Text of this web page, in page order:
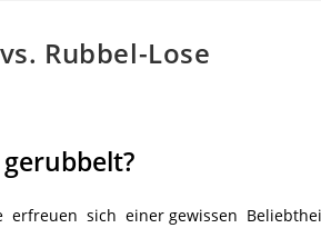
Rubbel-Lose
erfreuen sich einer gewissen